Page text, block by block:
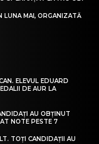
LUNA MAI, ORGANIZATĂ
ELEVUL EDUARD
DE AUR LA
AU OBȚINUT
NOTE PESTE 7
TOȚI CANDIDAȚII AU